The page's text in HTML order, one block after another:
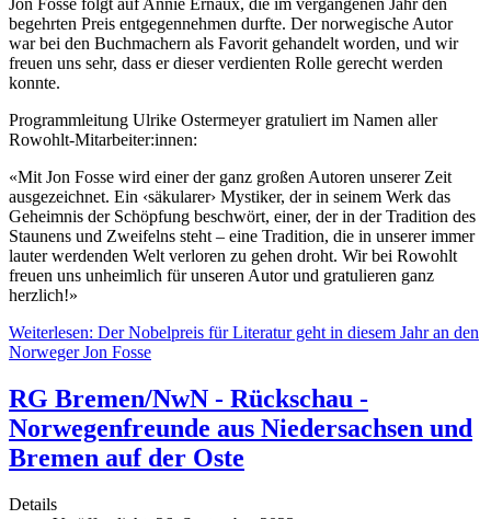
begehrten Preis entgegennehmen durfte. Der norwegische Autor
war bei den Buchmachern als Favorit gehandelt worden, und wir
freuen uns sehr, dass er dieser verdienten Rolle gerecht werden
konnte.
Programmleitung Ulrike Ostermeyer gratuliert im Namen aller
Rowohlt-Mitarbeiter:innen:
«Mit Jon Fosse wird einer der ganz großen Autoren unserer Zeit
ausgezeichnet. Ein ‹säkularer› Mystiker, der in seinem Werk das
Geheimnis der Schöpfung beschwört, einer, der in der Tradition des
Staunens und Zweifelns steht – eine Tradition, die in unserer immer
lauter werdenden Welt verloren zu gehen droht. Wir bei Rowohlt
freuen uns unheimlich für unseren Autor und gratulieren ganz
herzlich!»
Weiterlesen: Der Nobelpreis für Literatur geht in diesem Jahr an den
Norweger Jon Fosse
RG Bremen/NwN - Rückschau -
Norwegenfreunde aus Niedersachsen und
Bremen auf der Oste
Details